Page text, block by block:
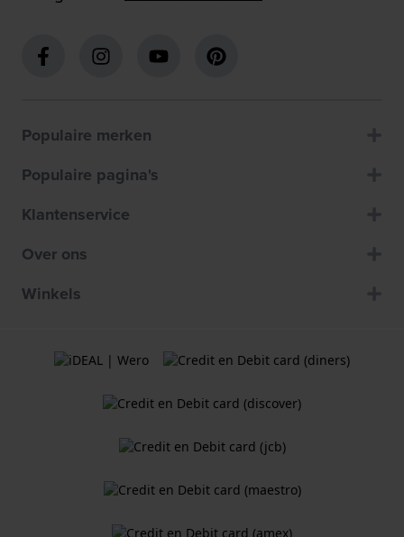
Populaire merken
Populaire pagina's
Klantenservice
Over ons
Winkels